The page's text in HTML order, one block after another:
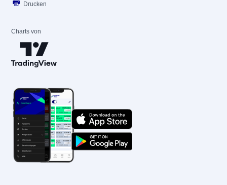
Drucken
Charts von